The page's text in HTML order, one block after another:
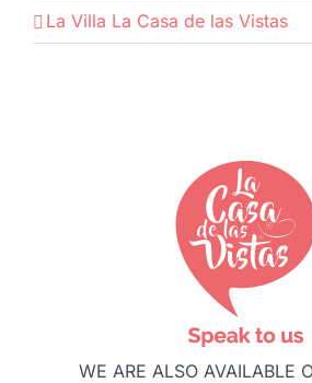
La Villa La Casa de las Vistas
WE ARE ALSO AVAILABLE